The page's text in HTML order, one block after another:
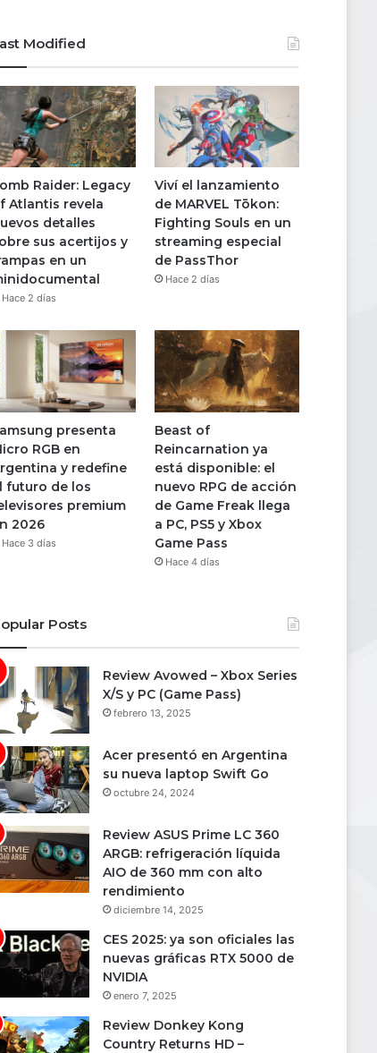
Modified
Raider: Legacy
Atlantis revela
detalles
sus acertijos y
en un
Hace 2 días
Viví el lanzamiento
de MARVEL Tōkon:
Fighting Souls en un
streaming especial
de PassThor
Hace 2 días
presenta
RGB en
y redefine
futuro de los
premium
2026
Hace 3 días
Beast of
Reincarnation ya
está disponible: el
nuevo RPG de acción
de Game Freak llega
a PC, PS5 y Xbox
Game Pass
Hace 4 días
Posts
Review Avowed – Xbox Series
X/S y PC (Game Pass)
febrero 13, 2025
Acer presentó en Argentina
su nueva laptop Swift Go
octubre 24, 2024
Review ASUS Prime LC 360
ARGB: refrigeración líquida
AIO de 360 mm con alto
rendimiento
diciembre 14, 2025
CES 2025: ya son oficiales las
nuevas gráficas RTX 5000 de
NVIDIA
enero 7, 2025
Review Donkey Kong
Country Returns HD –